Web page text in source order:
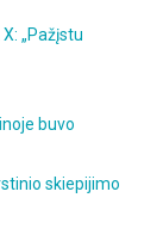
„Pažįstu
buvo
skiepijimo